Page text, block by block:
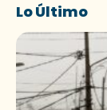
Lo Último